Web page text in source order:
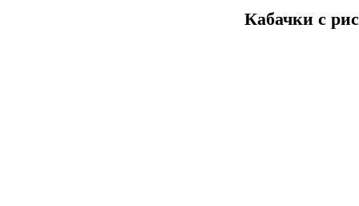
Кабачки с